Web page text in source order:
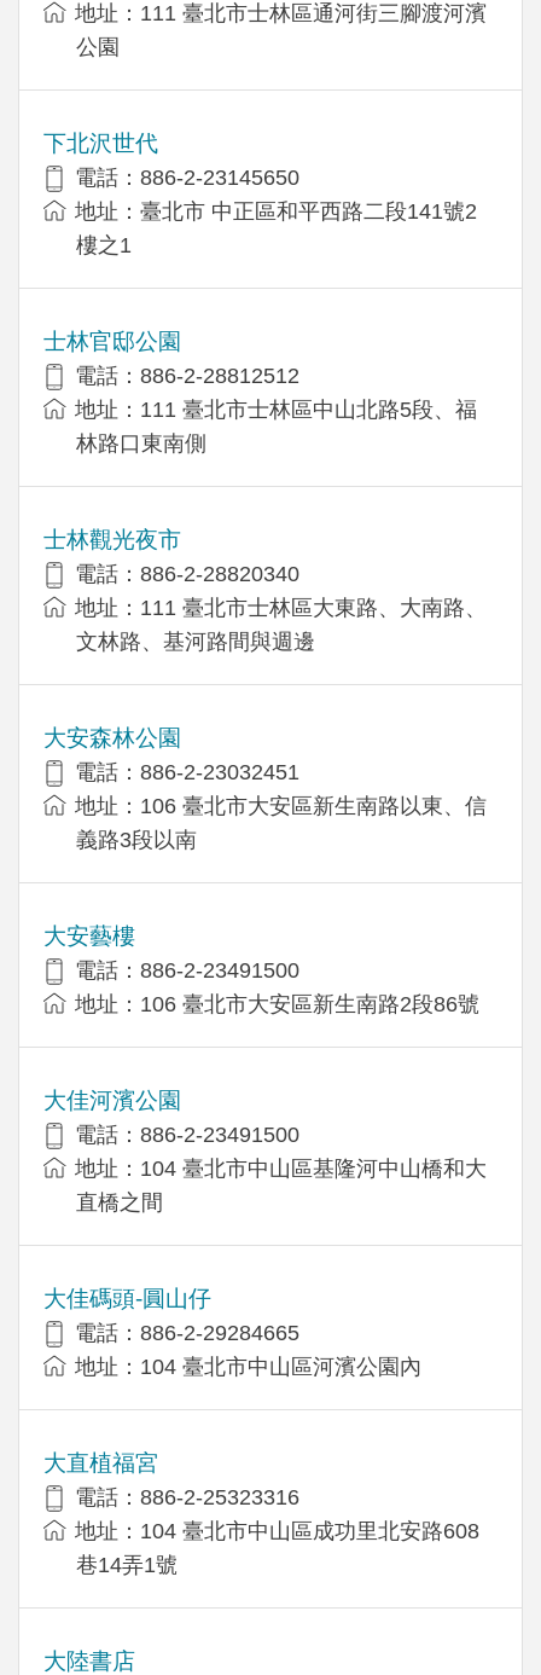
地址：111 臺北市士林區通河街三腳渡河濱
公園
下北沢世代
電話：886-2-23145650
地址：臺北市 中正區和平西路二段141號2
樓之1
士林官邸公園
電話：886-2-28812512
地址：111 臺北市士林區中山北路5段、福
林路口東南側
士林觀光夜市
電話：886-2-28820340
地址：111 臺北市士林區大東路、大南路、
文林路、基河路間與週邊
大安森林公園
電話：886-2-23032451
地址：106 臺北市大安區新生南路以東、信
義路3段以南
大安藝樓
電話：886-2-23491500
地址：106 臺北市大安區新生南路2段86號
大佳河濱公園
電話：886-2-23491500
地址：104 臺北市中山區基隆河中山橋和大
直橋之間
大佳碼頭-圓山仔
電話：886-2-29284665
地址：104 臺北市中山區河濱公園內
大直植福宮
電話：886-2-25323316
地址：104 臺北市中山區成功里北安路608
巷14弄1號
大陸書店